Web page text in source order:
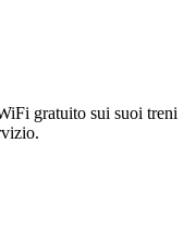
gratuito sui suoi treni